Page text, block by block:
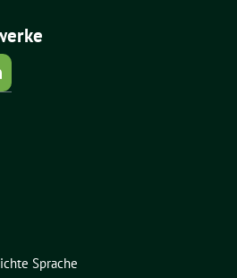
Sprache